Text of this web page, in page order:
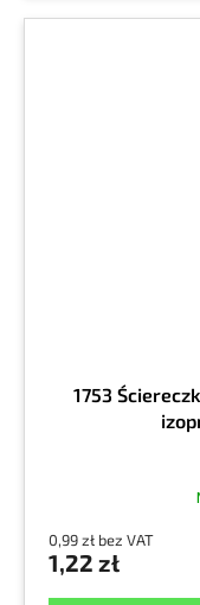
1753
0,99 zł bez VAT
1,22 zł